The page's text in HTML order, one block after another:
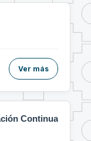
Ver más
Continua